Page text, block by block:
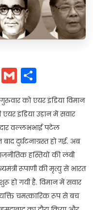
EmailGmail
को एयर इंडिया विमान
इंडिया उड़ान में सवार
वल्लभभाई पटेल
दुर्घटनाग्रस्त हो गई. अब
हस्तियों की लंबी
रूपाणी की मृत्यु से भारत
हो गयी है. विमान में सवार
चमत्कारिक रूप से बच